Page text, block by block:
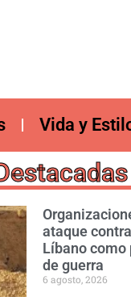
Vida y
ataque
Líbano
de guerra
6 agosto, 2026